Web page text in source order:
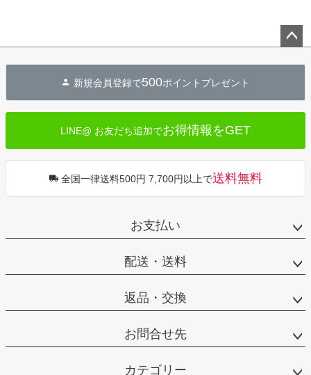
へ
新規会員登録で500ポイントプレゼント
LINE@ お友だち追加でお得情報をGET
全国一律送料500円 7,700円以上で送料無料
お支払い
配送・送料
返品・交換
お問合せ先
カテゴリー